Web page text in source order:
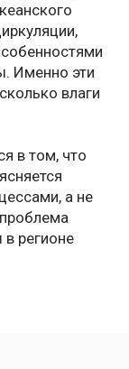
Именно эти
влаги
в том, что
а не
регионе